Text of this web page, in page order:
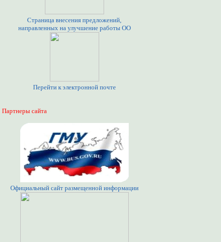
Страница внесения предложений,
направленных на улучшение работы ОО
Перейти к электронной почте
Партнеры сайта
Официальный сайт размещенной информации